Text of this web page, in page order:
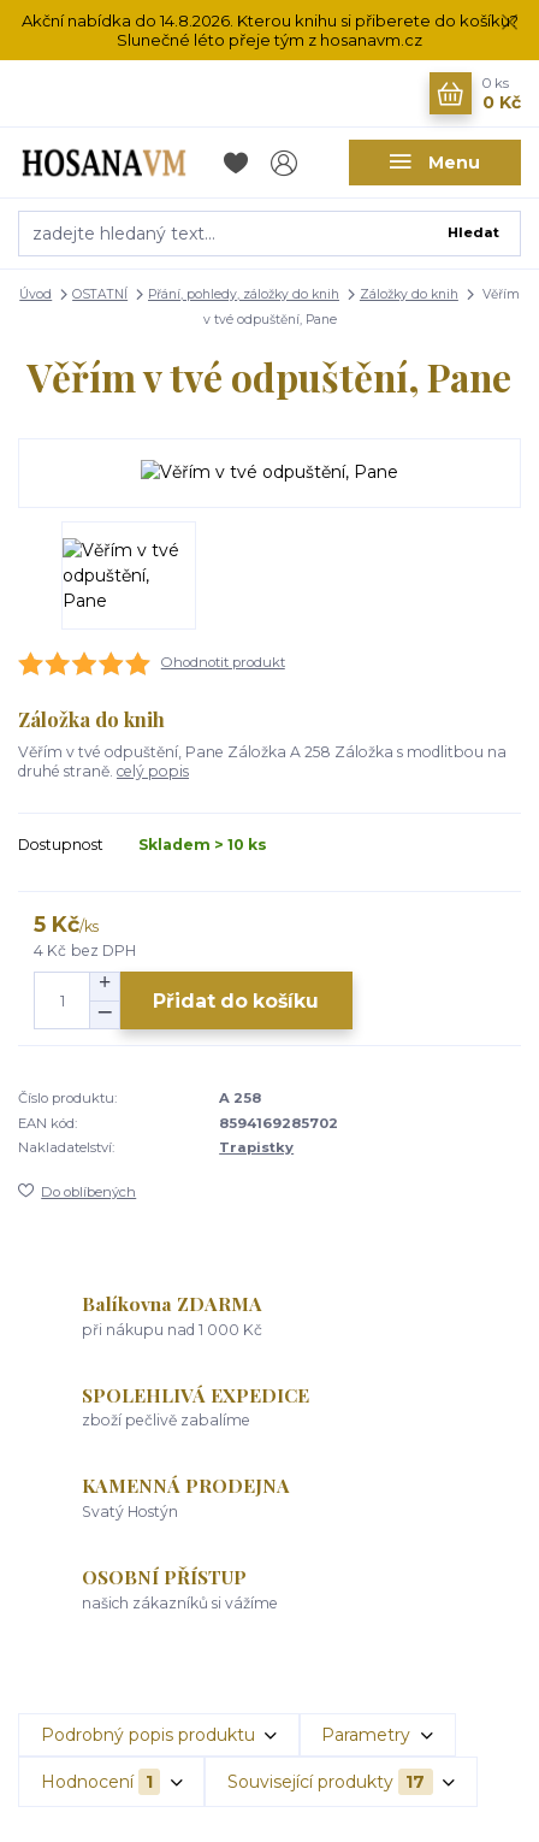
Akční nabídka do 14.8.2026. Kterou knihu si přiberete do košíku?
Slunečné léto přeje tým z hosanavm.cz
Menu
Hledat
0 ks
0 Kč
Úvod OSTATNÍ Přání, pohledy, záložky do knih Záložky do knih
Věřím
v tvé odpuštění, Pane
Věřím v tvé odpuštění, Pane
Ohodnotit produkt
Záložka do knih
Věřím v tvé odpuštění, Pane Záložka A 258 Záložka s modlitbou na
druhé straně. celý popis
Dostupnost Skladem > 10 ks
5 Kč/ks
4 Kč bez DPH
Přidat do košíku
Číslo produktu:
A 258
EAN kód:
8594169285702
Nakladatelství:
Trapistky
Do oblíbených
Balíkovna ZDARMA
při nákupu nad 1 000 Kč
SPOLEHLIVÁ EXPEDICE
zboží pečlivě zabalíme
KAMENNÁ PRODEJNA
Svatý Hostýn
OSOBNÍ PŘÍSTUP
našich zákazníků si vážíme
Podrobný popis produktu Parametry
Hodnocení 1 Související produkty 17